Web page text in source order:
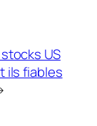
US
ils fiables